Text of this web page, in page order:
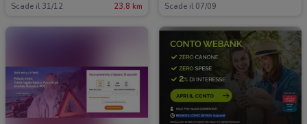
Scade il 31/12 23.8 km Scade il 07/09